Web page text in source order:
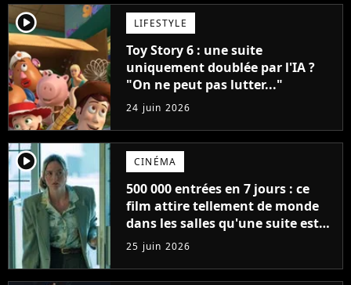
player2 LIFESTYLE
Toy Story 6 : une suite
uniquement doublée par l'IA ?
"On ne peut pas lutter..."
24 juin 2026
player2 CINÉMA
500 000 entrées en 7 jours : ce
film attire tellement de monde
dans les salles qu'une suite est
déjà programmée, "on en a
clairement pas fini"
25 juin 2026